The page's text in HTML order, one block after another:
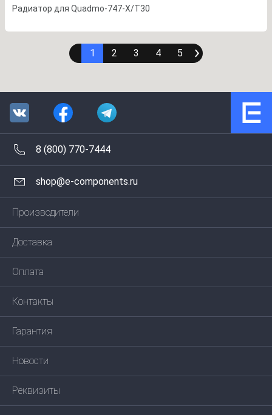
Радиатор для Quadmo-747-X/T30
1 2 3 4 5
8 (800) 770-7444
shop@e-components.ru
Производители
Доставка
Оплата
Контакты
Гарантия
Новости
Реквизиты